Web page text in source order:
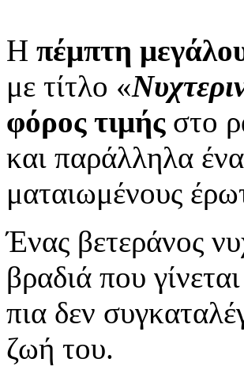
Η πέμπτη
με τίτλο «
φόρος τιμήςστο
και παράλληλα
ματαιωμένους
Ένας βετεράνος
βραδιά που
πια δεν
ζωή του.